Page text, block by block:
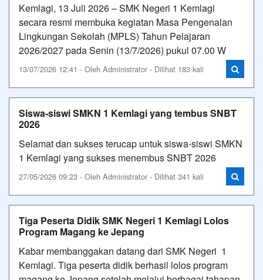
Kemlagi, 13 Juli 2026 – SMK Negeri 1 Kemlagi
secara resmi membuka kegiatan Masa Pengenalan
Lingkungan Sekolah (MPLS) Tahun Pelajaran
2026/2027 pada Senin (13/7/2026) pukul 07.00 W
13/07/2026 12:41 - Oleh Administrator - Dilihat 183 kali
Siswa-siswi SMKN 1 Kemlagi yang tembus SNBT
2026
Selamat dan sukses terucap untuk siswa-siswi SMKN
1 Kemlagi yang sukses menembus SNBT 2026
27/05/2026 09:23 - Oleh Administrator - Dilihat 341 kali
Tiga Peserta Didik SMK Negeri 1 Kemlagi Lolos
Program Magang ke Jepang
Kabar membanggakan datang dari SMK Negeri 1
Kemlagi. Tiga peserta didik berhasil lolos program